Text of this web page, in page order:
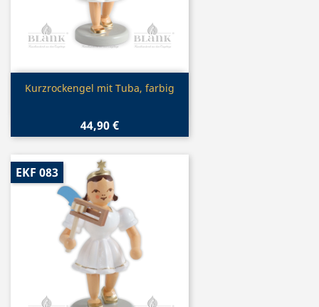
Vorschau
Kurzrockengel mit Tuba, farbig
44,90 €
EKF 083